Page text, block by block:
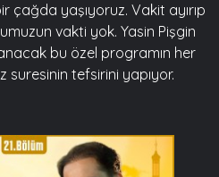
çağda yaşıyoruz. Vakit ayırıp
vakti yok. Yasin Pişgin
bu özel programın her
suresinin tefsirini yapıyor.